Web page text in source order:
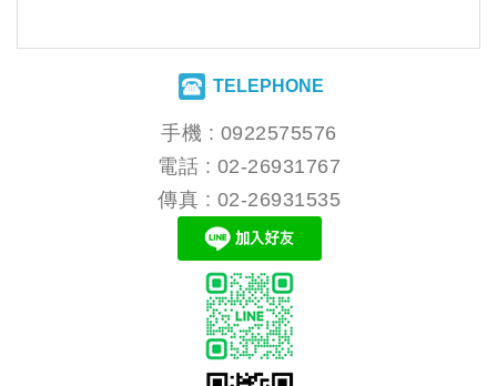
TELEPHONE
手機 : 0922575576
電話 : 02-26931767
傳真 : 02-26931535